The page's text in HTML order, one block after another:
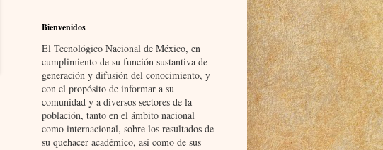
Bienvenidos
El Tecnológico Nacional de México, en
cumplimiento de su función sustantiva de
generación y difusión del conocimiento, y
con el propósito de informar a su
comunidad y a diversos sectores de la
población, tanto en el ámbito nacional
como internacional, sobre los resultados de
su quehacer académico, así como de sus